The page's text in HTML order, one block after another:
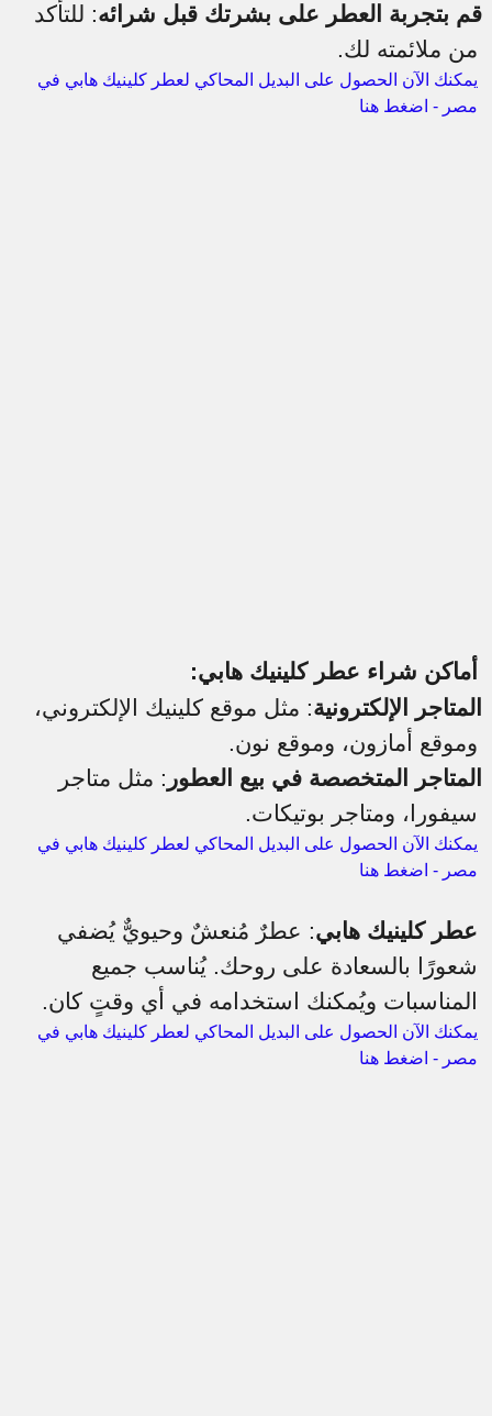
قم بتجربة العطر على بشرتك قبل شرائه: للتأكد
من ملائمته لك.
يمكنك الآن الحصول على البديل المحاكي لعطر كلينيك هابي في
مصر - اضغط هنا
أماكن شراء عطر كلينيك هابي:
المتاجر الإلكترونية: مثل موقع كلينيك الإلكتروني،
وموقع أمازون، وموقع نون.
المتاجر المتخصصة في بيع العطور : مثل متاجر
سيفورا، ومتاجر بوتيكات.
يمكنك الآن الحصول على البديل المحاكي لعطر كلينيك هابي في
مصر - اضغط هنا
عطر كلينيك هابي: عطرٌ مُنعشٌ وحيويٌّ يُضفي
شعورًا بالسعادة على روحك. يُناسب جميع
المناسبات ويُمكنك استخدامه في أي وقتٍ كان.
يمكنك الآن الحصول على البديل المحاكي لعطر كلينيك هابي في
مصر - اضغط هنا